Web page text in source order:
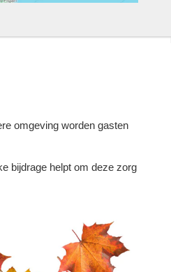
omgeving worden gasten
bijdrage helpt om deze zorg